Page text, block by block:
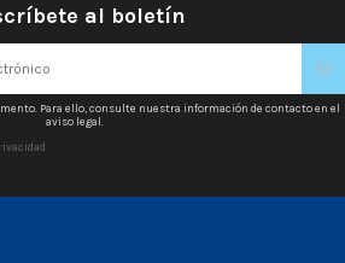
al boletín
Para ello, consulte nuestra información de contacto en el
aviso legal.